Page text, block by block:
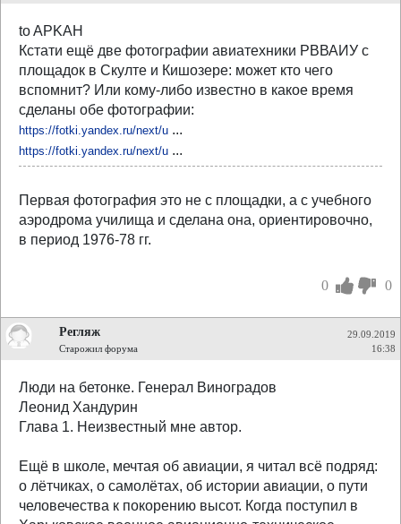
to APKAH
Кстати ещё две фотографии авиатехники РВВАИУ с
площадок в Скулте и Кишозере: может кто чего
вспомнит? Или кому-либо известно в какое время
сделаны обе фотографии:
https://fotki.yandex.ru/next/u ...
https://fotki.yandex.ru/next/u ...
Первая фотография это не с площадки, а с учебного
аэродрома училища и сделана она, ориентировочно,
в период 1976-78 гг.
0 0
Регляж
Старожил форума
29.09.2019
16:38
Люди на бетонке. Генерал Виноградов
Леонид Хандурин
Глава 1. Неизвестный мне автор.
Ещё в школе, мечтая об авиации, я читал всё подряд:
о лётчиках, о самолётах, об истории авиации, о пути
человечества к покорению высот. Когда поступил в